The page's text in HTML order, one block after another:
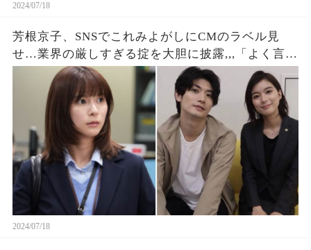
2024/07/18
芳根京子、SNSでこれみよがしにCMのラベル見
せ…業界の厳しすぎる掟を大胆に披露,,,「よく言う
ね」「汚いな」
2024/07/18